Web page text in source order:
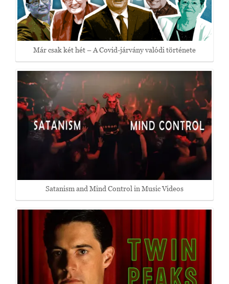
Már csak két hét – A Covid-járvány valódi története
Satanism and Mind Control in Music Videos